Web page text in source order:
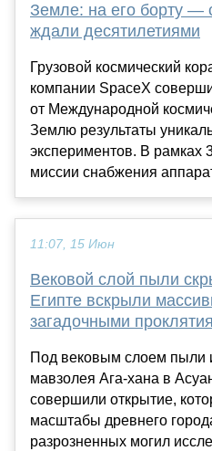
Земле: на его борту —
ждали десятилетиями
Грузовой космический
компании SpaceX
от Международной
Землю результаты
экспериментов. В рамках
миссии снабжения
11:07, 15 Июн
Вековой слой пыли
Египте вскрыли
загадочными
Под вековым слоем пыли
мавзолея Ага-хана в
совершили открытие,
масштабы древнего
разрозненных могил